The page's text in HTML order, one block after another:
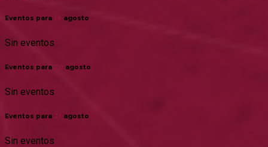
Eventos para agosto
Sin eventos
Eventos para agosto
Sin eventos
Eventos para agosto
Sin eventos